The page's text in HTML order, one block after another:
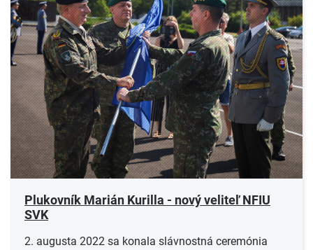
Plukovník Marián Kurilla - nový veliteľ NFIU
SVK
2. augusta 2022 sa konala slávnostná ceremónia